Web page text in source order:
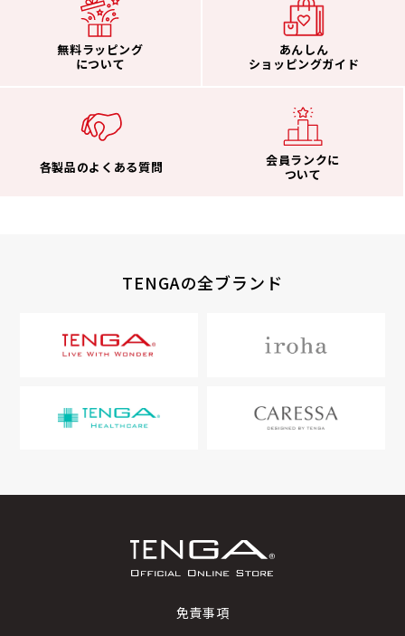
無料ラッピング
について
あんしん
ショッピングガイド
各製品のよくある質問
会員ランクに
ついて
TENGAの全ブランド
免責事項